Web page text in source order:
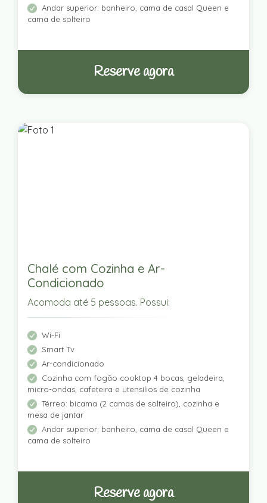
Andar superior: banheiro, cama de casal Queen e
cama de solteiro
Reserve agora
Chalé com Cozinha e Ar-
Condicionado
Acomoda até 5 pessoas. Possui:
Wi-Fi
Smart Tv
Ar-condicionado
Cozinha com fogão cooktop 4 bocas, geladeira,
micro-ondas, cafeteira e utensílios de cozinha
Térreo: bicama (2 camas de solteiro), cozinha e
mesa de jantar
Andar superior: banheiro, cama de casal Queen e
cama de solteiro
Reserve agora